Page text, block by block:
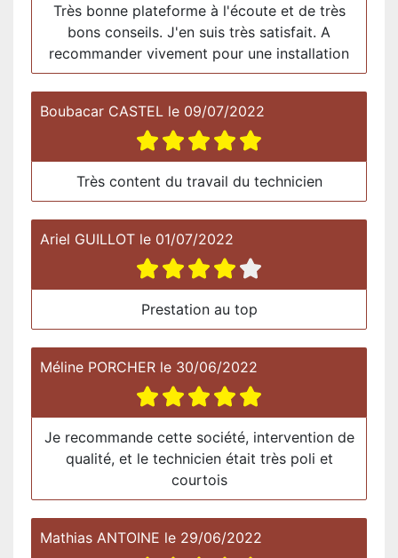
Très bonne plateforme à l'écoute et de très
bons conseils. J'en suis très satisfait. A
recommander vivement pour une installation
Boubacar CASTEL le 09/07/2022
Très content du travail du technicien
Ariel GUILLOT le 01/07/2022
Prestation au top
Méline PORCHER le 30/06/2022
Je recommande cette société, intervention de
qualité, et le technicien était très poli et
courtois
Mathias ANTOINE le 29/06/2022